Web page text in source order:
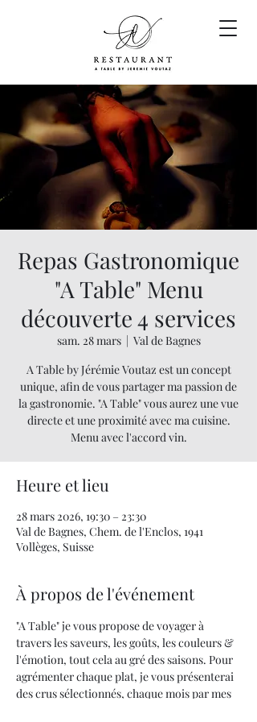
Repas Gastronomique
"A Table" Menu
découverte 4 services
sam. 28 mars
  |
Val de Bagnes
A Table by Jérémie Voutaz est un concept
unique, afin de vous partager ma passion de
la gastronomie. "A Table" vous aurez une vue
directe et une proximité avec ma cuisine.
Menu avec l'accord vin.
Heure et lieu
28 mars 2026, 19:30 – 23:30
Val de Bagnes, Chem. de l'Enclos, 1941
Vollèges, Suisse
À propos de l'événement
"A Table" je vous propose de voyager à
travers les saveurs, les goûts, les couleurs &
l'émotion, tout cela au gré des saisons. Pour
agrémenter chaque plat, je vous présenterai
des crus sélectionnés, chaque mois par mes